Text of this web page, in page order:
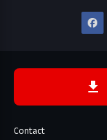
Contact